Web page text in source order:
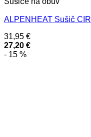
ALPENHEAT Sušič
31,95 €
27,20 €
- 15 %